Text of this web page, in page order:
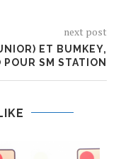
next post
ET BUMKEY,
SM STATION